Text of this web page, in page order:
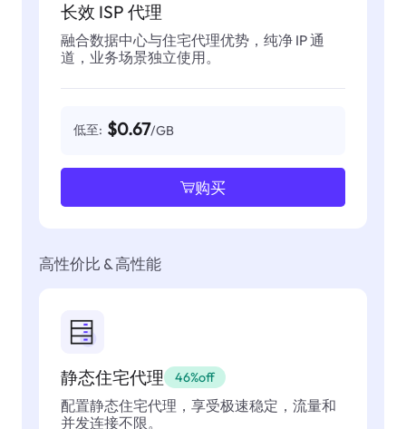
长效 ISP 代理
融合数据中心与住宅代理优势，纯净 IP 通
道，业务场景独立使用。
低至: $0.67/GB
购买
高性价比 & 高性能
静态住宅代理 46%off
配置静态住宅代理，享受极速稳定，流量和
并发连接不限。